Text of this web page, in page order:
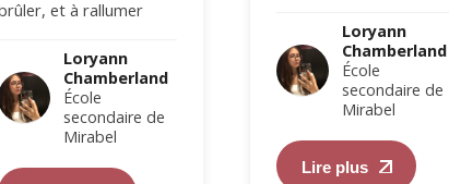
et à rallumer
dans leurs
Loryann
Chamberland
École
secondaire de
Mirabel
prendre le volant. Ces…
Loryann
Chamberland
École
secondaire de
Mirabel
Lire plus